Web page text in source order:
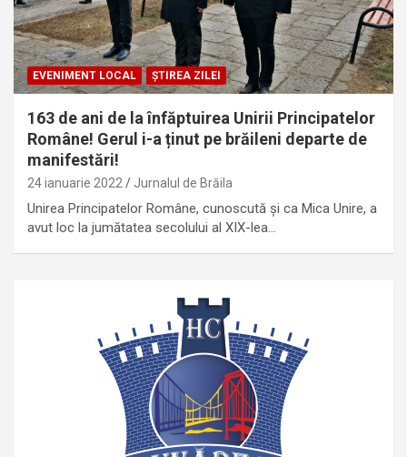
EVENIMENT LOCAL ȘTIREA ZILEI
163 de ani de la înfăptuirea Unirii Principatelor
Române! Gerul i-a ținut pe brăileni departe de
manifestări!
24 ianuarie 2022 Jurnalul de Brăila
Unirea Principatelor Române, cunoscută și ca Mica Unire, a
avut loc la jumătatea secolului al XIX-lea…